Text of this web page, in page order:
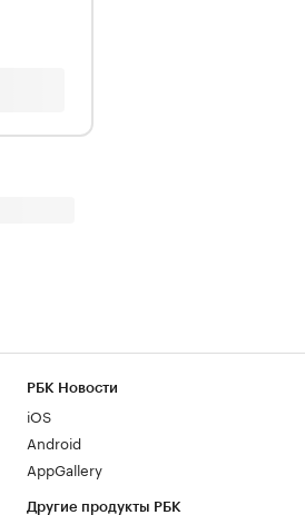
РБК Новости
iOS
Android
AppGallery
Другие продукты РБК